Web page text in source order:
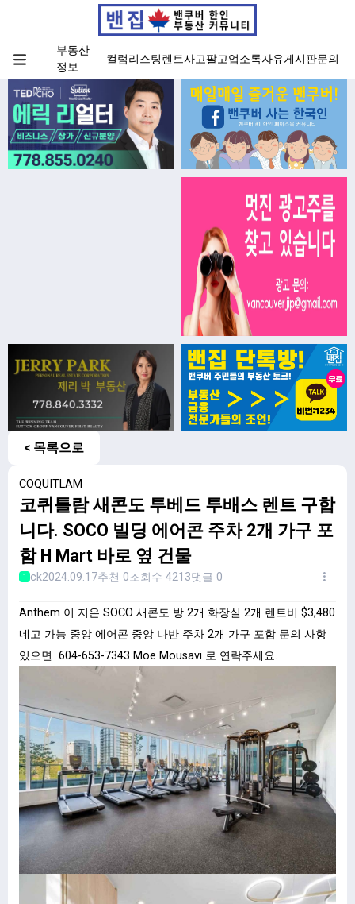
부동산
정보
컬럼리스팅렌트사고팔고업소록자유게시판문의
< 목록으로
COQUITLAM
코퀴틀람 새콘도 투베드 투배스 렌트 구합
니다. SOCO 빌딩 에어콘 주차 2개 가구 포
함 H Mart 바로 옆 건물
1 ck2024.09.17추천 0조회수 4213댓글 0
Anthem 이 지은 SOCO 새콘도 방 2개 화장실 2개 렌트비 $3,480
네고 가능 중앙 에어콘 중앙 나반 주차 2개 가구 포함 문의 사항
있으면 604-653-7343 Moe Mousavi 로 연락주세요.